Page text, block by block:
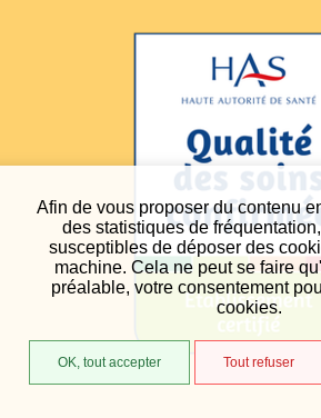
Afin de vous proposer du contenu
des statistiques de
susceptibles de déposer des
machine. Cela ne peut se faire
préalable, votre consentement
cookies.
OK, tout accepter Tout refuser